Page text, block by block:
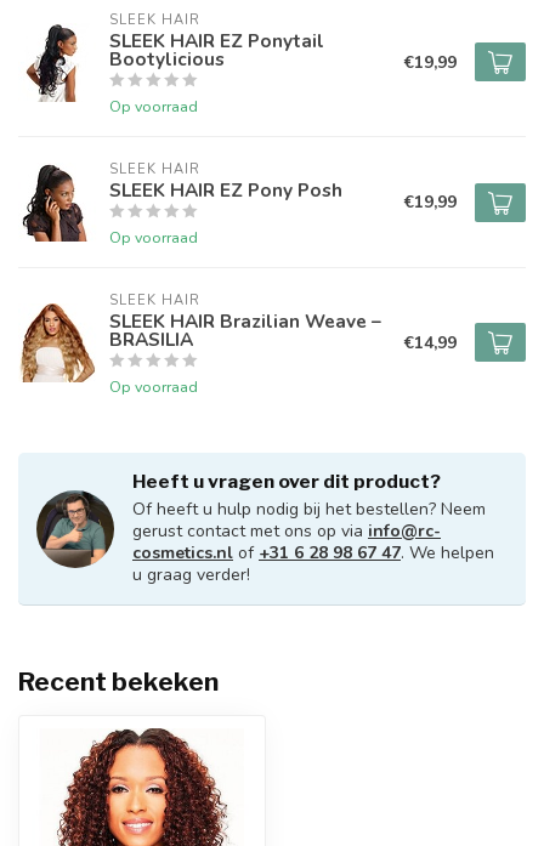
SLEEK HAIR
SLEEK HAIR EZ Ponytail
Bootylicious
Op voorraad
€19,99
SLEEK HAIR
SLEEK HAIR EZ Pony Posh
Op voorraad
€19,99
SLEEK HAIR
SLEEK HAIR Brazilian Weave –
BRASILIA
Op voorraad
€14,99
Heeft u vragen over dit product?
Of heeft u hulp nodig bij het bestellen? Neem
gerust contact met ons op via info@rc-
cosmetics.nl of +31 6 28 98 67 47. We helpen
u graag verder!
Recent bekeken